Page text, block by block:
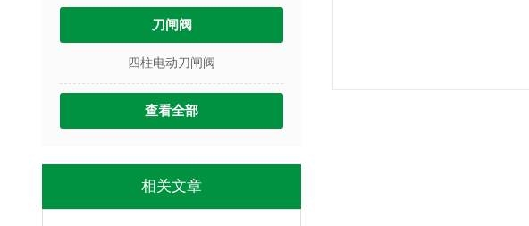
刀闸阀
四柱电动刀闸阀
查看全部
相关文章